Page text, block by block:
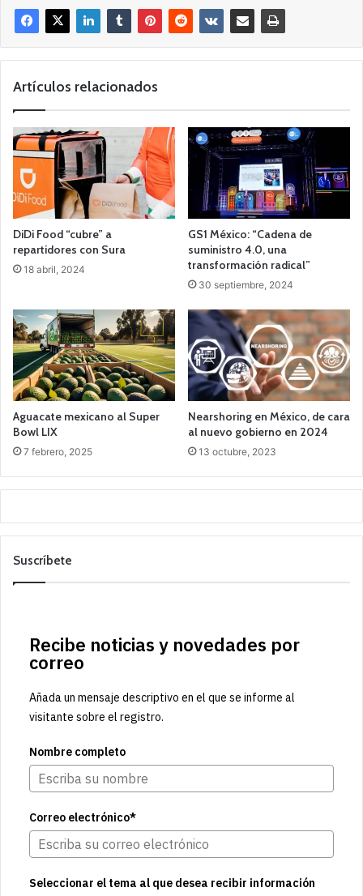
Artículos relacionados
DiDi Food “cubre” a
repartidores con Sura
18 abril, 2024
GS1 México: “Cadena de
suministro 4.0, una
transformación radical”
30 septiembre, 2024
Aguacate mexicano al Super
Bowl LIX
7 febrero, 2025
Nearshoring en México, de cara
al nuevo gobierno en 2024
13 octubre, 2023
Suscríbete
Recibe noticias y novedades por
correo
Añada un mensaje descriptivo en el que se informe al
visitante sobre el registro.
Nombre completo
Correo electrónico*
Seleccionar el tema al que desea recibir información